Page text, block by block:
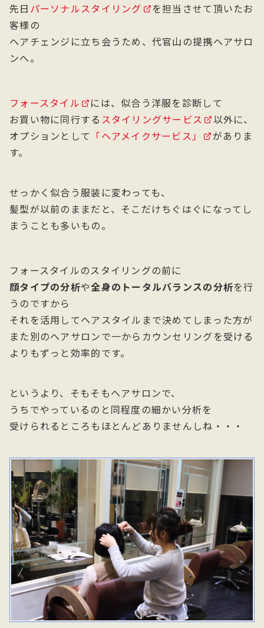
先日 パーソナルスタイリング
を担当させて頂いたお
客様の
ヘアチェンジに立ち会うため、代官山の提携ヘアサロ
ンへ。
フォースタイル
には、似合う洋服を診断して
お買い物に同行する スタイリングサービス
以外に、
オプションとして 「ヘアメイクサービス」
がありま
す。
せっかく似合う服装に変わっても、
髪型が以前のままだと、そこだけちぐはぐになってし
まうことも多いもの。
フォースタイルのスタイリングの前に
顔タイプの分析や全身のトータルバランスの分析を行
うのですから
それを活用してヘアスタイルまで決めてしまった方が
また別のヘアサロンで一からカウンセリングを受ける
よりもずっと効率的です。
というより、そもそもヘアサロンで、
うちでやっているのと同程度の細かい分析を
受けられるところもほとんどありませんしね・・・